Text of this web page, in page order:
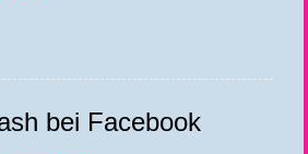
bei Facebook